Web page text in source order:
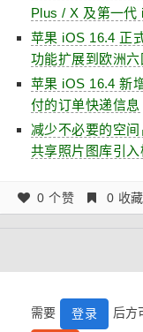
Plus / X 及第一代
苹果 iOS 16.4 正
功能扩展到欧洲六
苹果 iOS 16.4 新
付的订单快递信息
减少不必要的空
共享照片图库引
0 个赞 0 收藏
需要 登录 后方